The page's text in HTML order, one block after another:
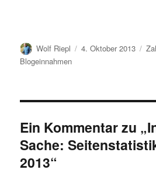
Autor
Wolf Riepl
Veröffentlicht
4. Oktober 2013
Blogeinnahmen
Ein Kommentar zu
Sache:
2013“